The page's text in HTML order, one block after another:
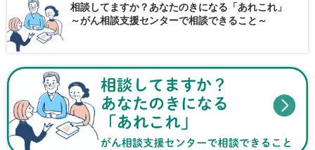
相談してますか？あなたのきになる「あれこれ」
～がん相談支援センターで相談できること～